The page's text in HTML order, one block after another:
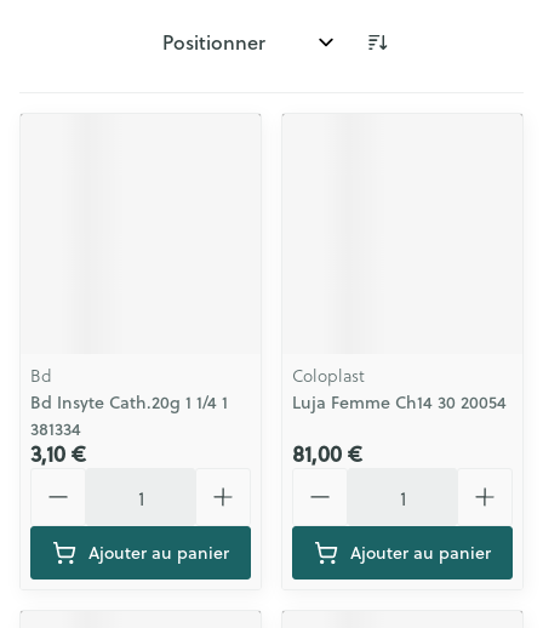
Trier par:
Bd
Bd Insyte Cath.20g 1 1/4 1
381334
3,10 €
Ajouter au panier
Coloplast
Luja Femme Ch14 30 20054
81,00 €
Ajouter au panier